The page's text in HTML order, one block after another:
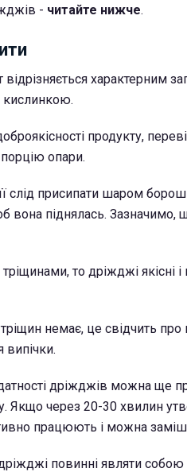
- читайте нижче.
відрізняється характерним
кислинкою.
продукту,
опари.
слід присипати шаром
вона піднялась.
то дріжджі якісні
немає, це свідчить про
випічки.
дріжджів можна ще
Якщо через 20-30 хвилин
працюють і можна
повинні являти собою